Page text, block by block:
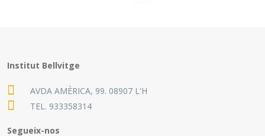
Institut Bellvitge
AVDA AMÈRICA, 99. 08907 L'H
TEL. 933358314
Segueix-nos